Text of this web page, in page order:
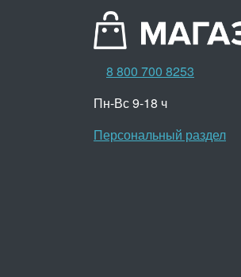
8 800 700 8253
Пн-Вс 9-18 ч
Персональный раздел